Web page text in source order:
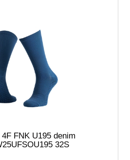
FNK U195 denim
32S